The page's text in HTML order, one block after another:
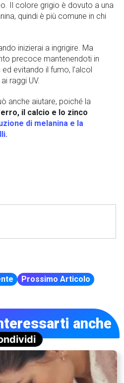
Il colore grigio è dovuto a una
quindi è più comune in chi
inizierai a ingrigire. Ma
precoce mantenendoti in
evitando il fumo, l’alcol
raggi UV.
anche aiutare, poiché la
il calcio e lo zinco
di melanina e la
Prossimo Articolo
anche